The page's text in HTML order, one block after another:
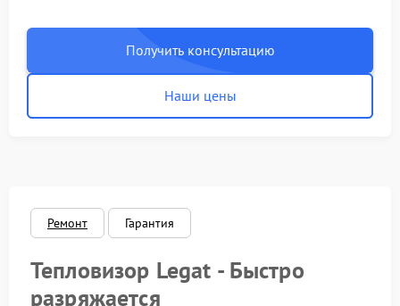
Получить консультацию
Наши цены
Ремонт Гарантия
Тепловизор Legat - Быстро
разряжается